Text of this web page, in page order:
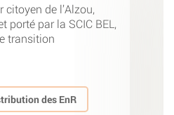
citoyen de l’Alzou,
porté par la SCIC BEL,
transition
des EnR